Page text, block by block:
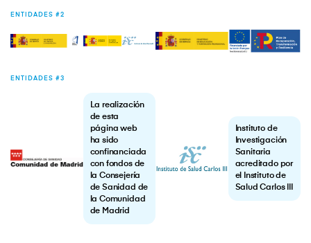
ENTIDADES #2
ENTIDADES #3
La realización
de esta
página web
ha sido
confinanciada
con fondos de
la Consejería
de Sanidad de
la Comunidad
de Madrid
Instituto de
Investigación
Sanitaria
acreditado por
el Instituto de
Salud Carlos III